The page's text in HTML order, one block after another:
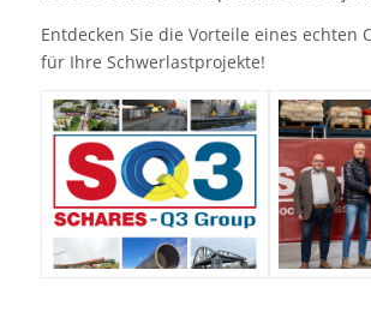
Entdecken Sie die Vorteile eines echten
für Ihre Schwerlastprojekte!